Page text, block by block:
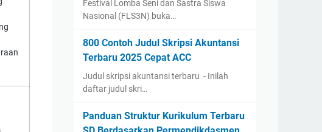
Festival Lomba Seni dan Sastra Siswa
Nasional (FLS3N) buka…
800 Contoh Judul Skripsi Akuntansi
Terbaru 2025 Cepat ACC
Judul skripsi akuntansi terbaru - Inilah
daftar judul skri…
Panduan Struktur Kurikulum Terbaru